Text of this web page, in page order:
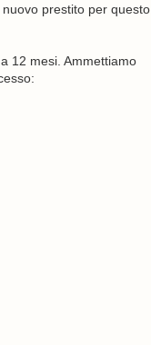
prestito per questo
12 mesi. Ammettiamo